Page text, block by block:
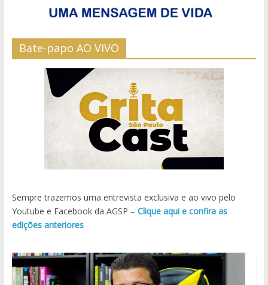
Bate-papo AO VIVO
Sempre trazemos uma entrevista exclusiva e ao vivo pelo
Youtube e Facebook da AGSP – Clique aqui e confira as
edições anteriores